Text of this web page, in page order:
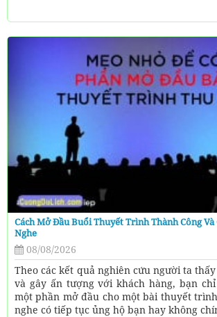
Cách Mở Đầu Buổi Thuyết Trình Thành Công
Nghe
08/08/2026
Theo các kết quả nghiên cứu người ta
và gây ấn tượng với khách hàng, bạn
một phần mở đầu cho một bài thuyết
nghe có tiếp tục ủng hộ bạn hay không